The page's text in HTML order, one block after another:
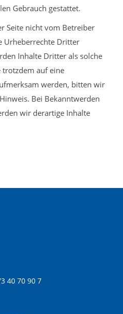
Gebrauch gestattet.
Seite nicht vom Betreiber
Urheberrechte Dritter
Inhalte Dritter als solche
trotzdem auf eine
werden, bitten wir
Bei Bekanntwerden
wir derartige Inhalte
40 70 90 7